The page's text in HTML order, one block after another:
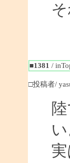
■1381 /
□投稿者/